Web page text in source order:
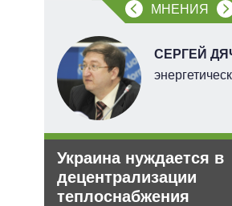
МНЕНИЯ
СЕРГЕЙ
Украина нуждается в
децентрализации
теплоснабжения